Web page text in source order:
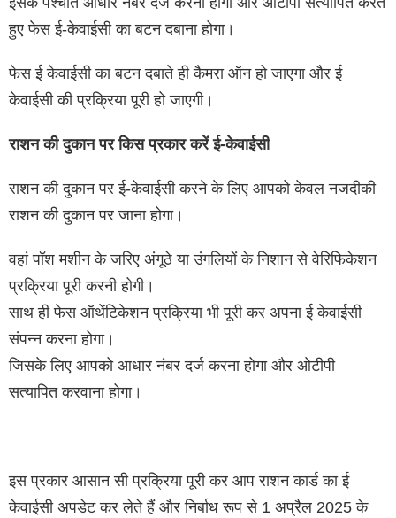
हुए फेस ई-केवाईसी का बटन दबाना होगा।
फेस ई केवाईसी का बटन दबाते ही कैमरा ऑन हो जाएगा और ई
केवाईसी की प्रक्रिया पूरी हो जाएगी।
राशन की दुकान पर किस प्रकार करें ई-केवाईसी
राशन की दुकान पर ई-केवाईसी करने के लिए आपको केवल नजदीकी
राशन की दुकान पर जाना होगा।
वहां पॉश मशीन के जरिए अंगूठे या उंगलियों के निशान से वेरिफिकेशन
प्रक्रिया पूरी करनी होगी।
साथ ही फेस ऑथेंटिकेशन प्रक्रिया भी पूरी कर अपना ई केवाईसी
संपन्न करना होगा।
जिसके लिए आपको आधार नंबर दर्ज करना होगा और ओटीपी
सत्यापित करवाना होगा।
इस प्रकार आसान सी प्रक्रिया पूरी कर आप राशन कार्ड का ई
केवाईसी अपडेट कर लेते हैं और निर्बाध रूप से 1 अप्रैल 2025 के